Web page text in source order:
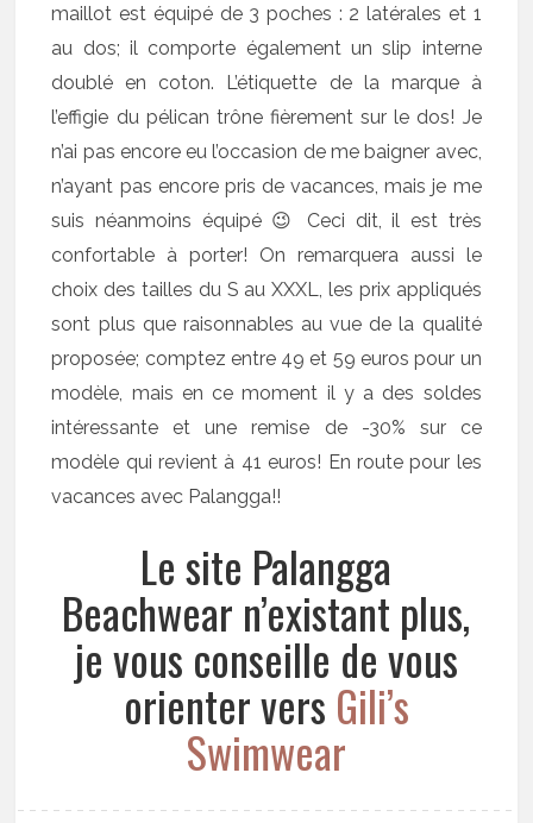
maillot est équipé de 3 poches : 2 latérales et 1
au dos; il comporte également un slip interne
doublé en coton. L’étiquette de la marque à
l’effigie du pélican trône fièrement sur le dos! Je
n’ai pas encore eu l’occasion de me baigner avec,
n’ayant pas encore pris de vacances, mais je me
suis néanmoins équipé 😉 Ceci dit, il est très
confortable à porter! On remarquera aussi le
choix des tailles du S au XXXL, les prix appliqués
sont plus que raisonnables au vue de la qualité
proposée; comptez entre 49 et 59 euros pour un
modèle, mais en ce moment il y a des soldes
intéressante et une remise de -30% sur ce
modèle qui revient à 41 euros! En route pour les
vacances avec Palangga!!
Le site Palangga
Beachwear n’existant plus,
je vous conseille de vous
orienter vers Gili’s
Swimwear